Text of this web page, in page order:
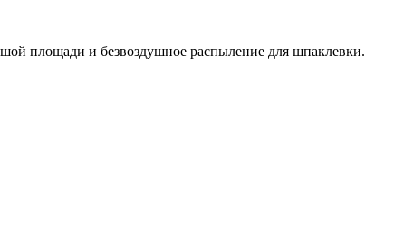
площади и безвоздушное распыление для шпаклевки.